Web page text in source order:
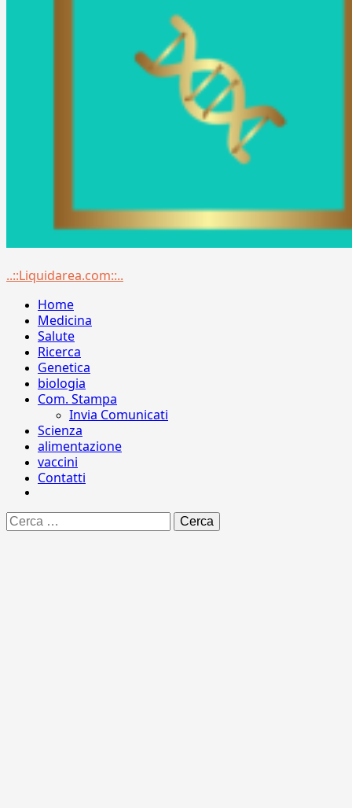
Menu
..::Liquidarea.com::..
Home
Medicina
Salute
Ricerca
Genetica
biologia
Com. Stampa
Invia Comunicati
Scienza
alimentazione
vaccini
Contatti
Ricerca
per: